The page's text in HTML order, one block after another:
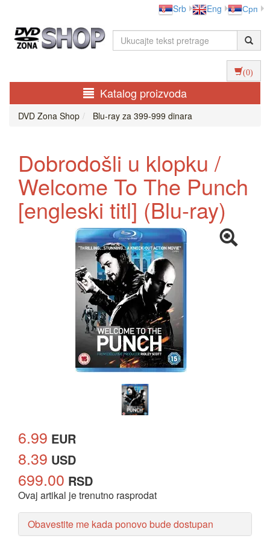
Srb Eng Срп
(0)
Katalog proizvoda
DVD Zona Shop Blu-ray za 399-999 dinara
Dobrodošli u klopku /
Welcome To The Punch
[engleski titl] (Blu-ray)
6.99 EUR
8.39 USD
699.00 RSD
Ovaj artikal je trenutno rasprodat
Obavestite me kada ponovo bude dostupan